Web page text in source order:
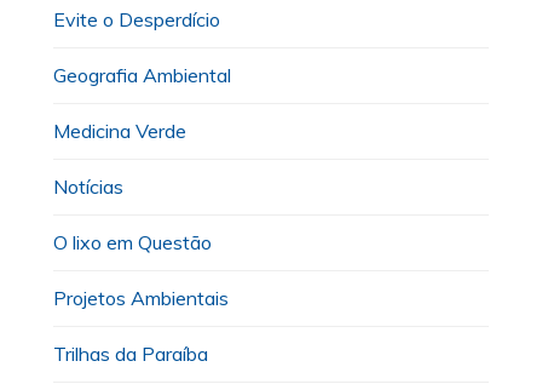
Evite o Desperdício
Geografia Ambiental
Medicina Verde
Notícias
O lixo em Questão
Projetos Ambientais
Trilhas da Paraíba